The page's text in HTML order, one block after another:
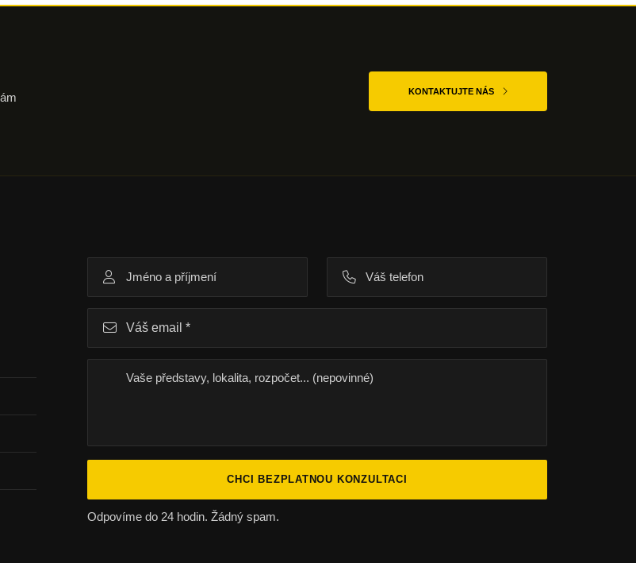
KONTAKTUJTE NÁS
CHCI BEZPLATNOU KONZULTACI
Odpovíme do 24 hodin. Žádný spam.